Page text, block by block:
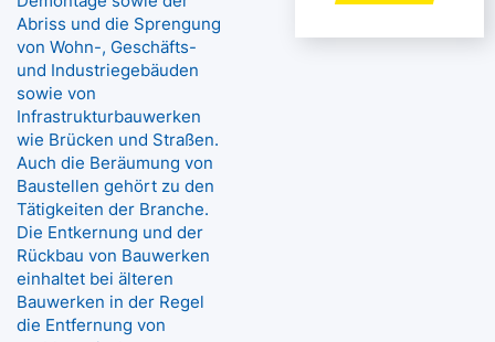
Abriss und die Sprengung
von Wohn-, Geschäfts-
und Industriegebäuden
sowie von
Infrastrukturbauwerken
wie Brücken und Straßen.
Auch die Beräumung von
Baustellen gehört zu den
Tätigkeiten der Branche.
Die Entkernung und der
Rückbau von Bauwerken
einhaltet bei älteren
Bauwerken in der Regel
die Entfernung von